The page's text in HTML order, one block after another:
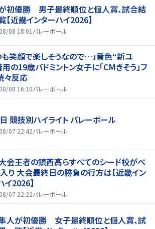
初優勝 男子最終順位と個人賞、試合結
【近畿インターハイ2026】
08 18:01 バレーボール
も笑顔で楽しそうなので…」黄色“新ユ
の19歳バドミントン女子に「CMきそう」フ
々反応
08 16:10バレーボール
競技別ハイライト バレーボール
07 22:42バレーボール
会王者の鎮西高らすべてのシード校がベ
り 大会最終日の勝負の行方は【近畿イン
イ2026】
07 22:22バレーボール
人が初優勝 女子最終順位と個人賞、試